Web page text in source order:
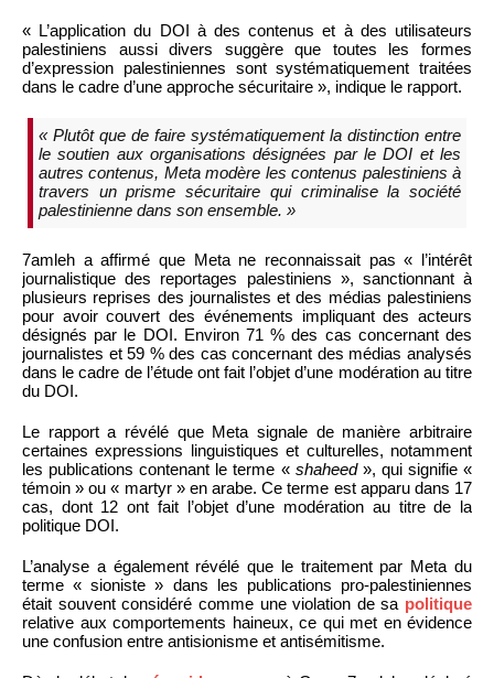
« L’application du DOI à des contenus et à des utilisateurs
palestiniens aussi divers suggère que toutes les formes
d’expression palestiniennes sont systématiquement traitées
dans le cadre d’une approche sécuritaire », indique le rapport.
« Plutôt que de faire systématiquement la distinction entre
le soutien aux organisations désignées par le DOI et les
autres contenus, Meta modère les contenus palestiniens à
travers un prisme sécuritaire qui criminalise la société
palestinienne dans son ensemble. »
7amleh a affirmé que Meta ne reconnaissait pas « l’intérêt
journalistique des reportages palestiniens », sanctionnant à
plusieurs reprises des journalistes et des médias palestiniens
pour avoir couvert des événements impliquant des acteurs
désignés par le DOI. Environ 71 % des cas concernant des
journalistes et 59 % des cas concernant des médias analysés
dans le cadre de l’étude ont fait l’objet d’une modération au titre
du DOI.
Le rapport a révélé que Meta signale de manière arbitraire
certaines expressions linguistiques et culturelles, notamment
les publications contenant le terme « shaheed», qui signifie «
témoin » ou « martyr » en arabe. Ce terme est apparu dans 17
cas, dont 12 ont fait l’objet d’une modération au titre de la
politique DOI.
L’analyse a également révélé que le traitement par Meta du
terme « sioniste » dans les publications pro-palestiniennes
était souvent considéré comme une violation de sa politique
relative aux comportements haineux, ce qui met en évidence
une confusion entre antisionisme et antisémitisme.